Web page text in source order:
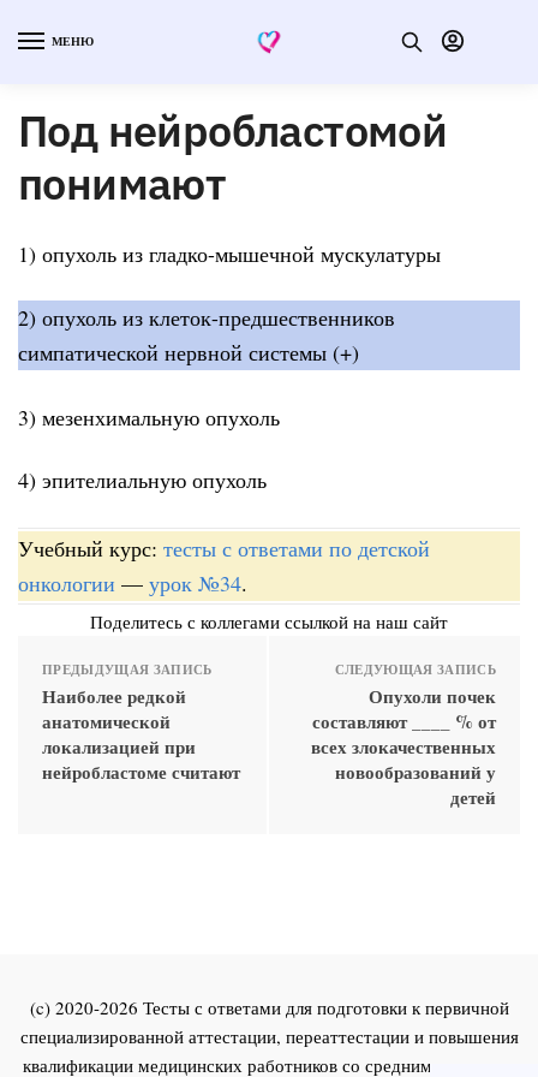
МЕНЮ
Под нейробластомой
понимают
1) опухоль из гладко-мышечной мускулатуры
2) опухоль из клеток-предшественников
симпатической нервной системы (+)
3) мезенхимальную опухоль
4) эпителиальную опухоль
Учебный курс: тесты с ответами по детской
онкологии — урок №34.
Поделитесь с коллегами ссылкой на наш сайт
ПРЕДЫДУЩАЯ ЗАПИСЬ
Наиболее редкой
анатомической
локализацией при
нейробластоме считают
СЛЕДУЮЩАЯ ЗАПИСЬ
Опухоли почек
составляют ____ % от
всех злокачественных
новообразований у
детей
(c) 2020-2026 Тесты с ответами для подготовки к первичной
специализированной аттестации, переаттестации и повышения
квалификации медицинских работников со средним и высшим